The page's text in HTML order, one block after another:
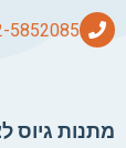
מתנות גיוס